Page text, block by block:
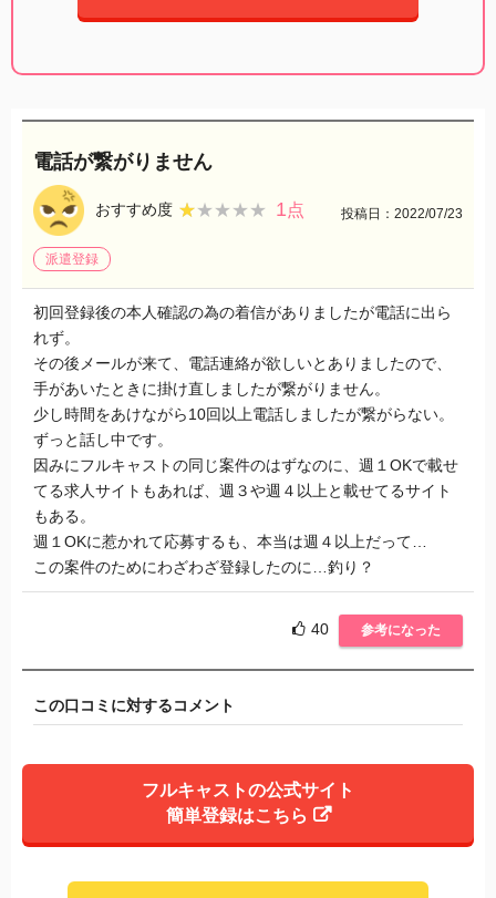
電話が繋がりません
おすすめ度 ★★★★★
★★★★★ 1点 投稿日：2022/07/23
派遣登録
初回登録後の本人確認の為の着信がありましたが電話に出ら
れず。
その後メールが来て、電話連絡が欲しいとありましたので、
手があいたときに掛け直しましたが繋がりません。
少し時間をあけながら10回以上電話しましたが繋がらない。
ずっと話し中です。
因みにフルキャストの同じ案件のはずなのに、週１OKで載せ
てる求人サイトもあれば、週３や週４以上と載せてるサイト
もある。
週１OKに惹かれて応募するも、本当は週４以上だって…
この案件のためにわざわざ登録したのに…釣り？
40 参考になった
この口コミに対するコメント
フルキャストの公式サイト
簡単登録はこちら